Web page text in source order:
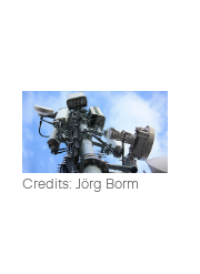
Credits: Jörg Borm